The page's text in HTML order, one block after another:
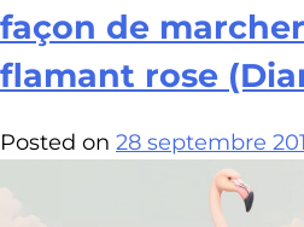
façon de
flamant rose
Posted on 28 septembre